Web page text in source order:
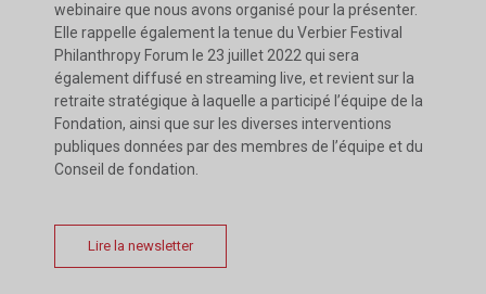
webinaire que nous avons organisé pour la présenter.
Elle rappelle également la tenue du Verbier Festival
Philanthropy Forum le 23 juillet 2022 qui sera
également diffusé en streaming live, et revient sur la
retraite stratégique à laquelle a participé l’équipe de la
Fondation, ainsi que sur les diverses interventions
publiques données par des membres de l’équipe et du
Conseil de fondation.
Lire la newsletter